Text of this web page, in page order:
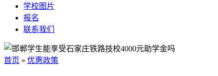
学校图片
报名
联系我们
首页 » 优惠政策